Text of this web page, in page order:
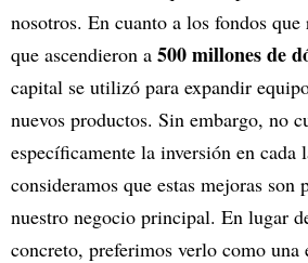
nosotros. En cuanto a los fondos
que ascendieron a 500 millones de
capital se utilizó para expandir
nuevos productos. Sin embargo, no
específicamente la inversión en cada
consideramos que estas mejoras son
nuestro negocio principal. En lugar
concreto, preferimos verlo como